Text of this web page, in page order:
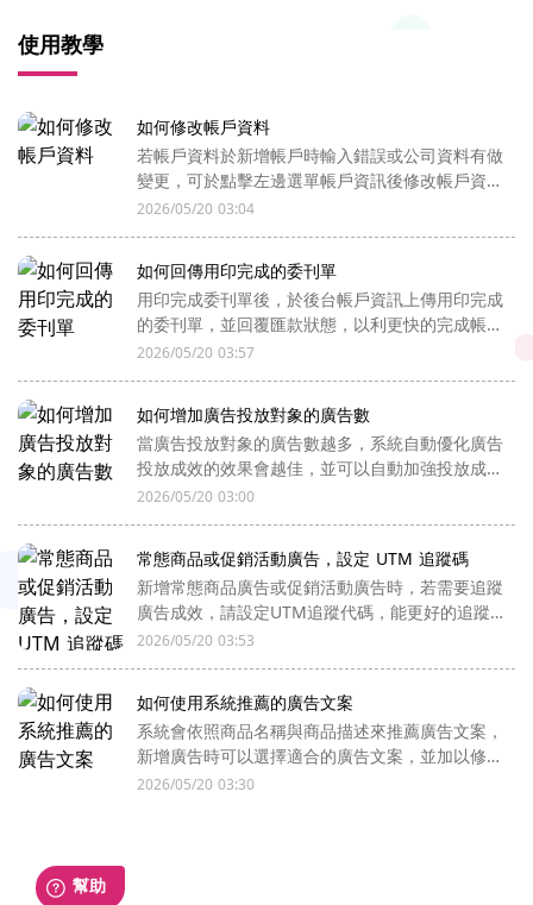
使用教學
如何修改帳戶資料
若帳戶資料於新增帳戶時輸入錯誤或公司資料有做
變更，可於點擊左邊選單帳戶資訊後修改帳戶資
料。
2026/05/20 03:04
如何回傳用印完成的委刊單
用印完成委刊單後，於後台帳戶資訊上傳用印完成
的委刊單，並回覆匯款狀態，以利更快的完成帳戶
儲值作業
2026/05/20 03:57
如何增加廣告投放對象的廣告數
當廣告投放對象的廣告數越多，系統自動優化廣告
投放成效的效果會越佳，並可以自動加強投放成效
佳的廣告。
2026/05/20 03:00
常態商品或促銷活動廣告，設定 UTM 追蹤碼
新增常態商品廣告或促銷活動廣告時，若需要追蹤
廣告成效，請設定UTM追蹤代碼，能更好的追蹤
廣告成效與轉換數據
2026/05/20 03:53
如何使用系統推薦的廣告文案
系統會依照商品名稱與商品描述來推薦廣告文案，
新增廣告時可以選擇適合的廣告文案，並加以修
改，以達到更好的成效
2026/05/20 03:30